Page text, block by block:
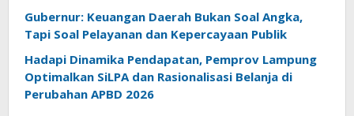
Gubernur: Keuangan Daerah Bukan Soal Angka,
Tapi Soal Pelayanan dan Kepercayaan Publik
Hadapi Dinamika Pendapatan, Pemprov Lampung
Optimalkan SiLPA dan Rasionalisasi Belanja di
Perubahan APBD 2026